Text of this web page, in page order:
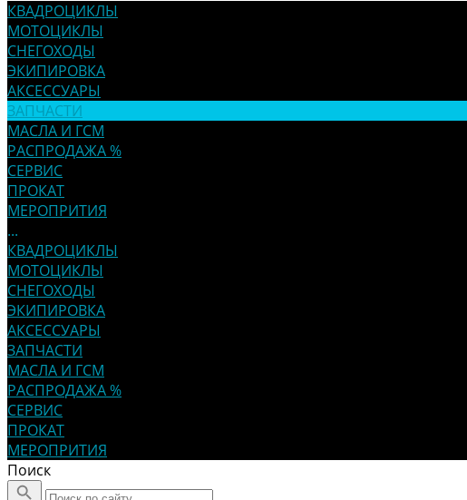
КВАДРОЦИКЛЫ
МОТОЦИКЛЫ
СНЕГОХОДЫ
ЭКИПИРОВКА
АКСЕССУАРЫ
ЗАПЧАСТИ
МАСЛА И ГСМ
РАСПРОДАЖА %
СЕРВИС
ПРОКАТ
МЕРОПРИТИЯ
...
КВАДРОЦИКЛЫ
МОТОЦИКЛЫ
СНЕГОХОДЫ
ЭКИПИРОВКА
АКСЕССУАРЫ
ЗАПЧАСТИ
МАСЛА И ГСМ
РАСПРОДАЖА %
СЕРВИС
ПРОКАТ
МЕРОПРИТИЯ
Поиск